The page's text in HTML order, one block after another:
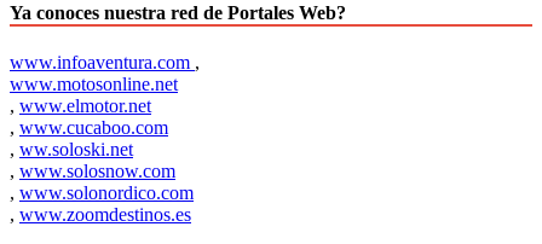
Ya conoces nuestra red de Portales Web?
www.infoaventura.com ,
www.motosonline.net
, www.elmotor.net
, www.cucaboo.com
, ww.soloski.net
, www.solosnow.com
, www.solonordico.com
, www.zoomdestinos.es